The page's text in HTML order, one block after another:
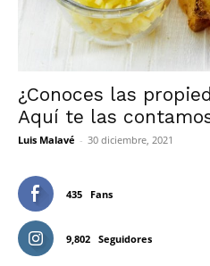
¿Conoces las
Aquí te las
Luis Malavé - 30 diciembre, 2021
435 Fans
9,802 Seguidores